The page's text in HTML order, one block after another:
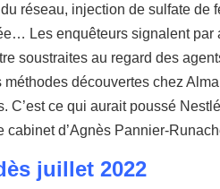
réseau, injection de sulfate de
Les enquêteurs signalent par
soustraites au regard des
découvertes chez
ce qui aurait poussé
d’Agnès Pannier-
juillet 2022